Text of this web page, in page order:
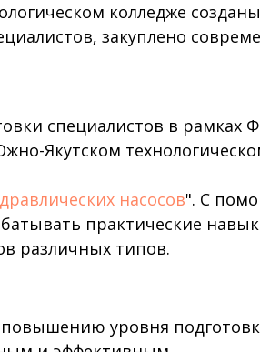
колледже
закуплено
специалистов в рамках
Якутском
насосов". С
практические
различных типов.
уровня